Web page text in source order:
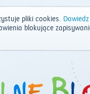
pliki cookies.
blokujące